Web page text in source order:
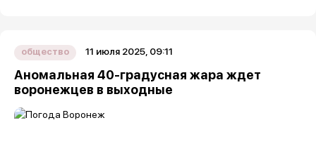
общество 11 июля 2025, 09:11
Аномальная 40-градусная жара ждет
воронежцев в выходные